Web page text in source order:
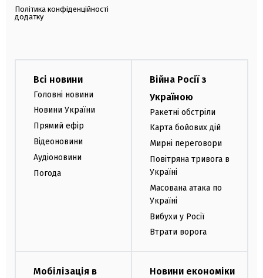
Політика конфіденційності
додатку
Всі новини
Головні новини
Новини України
Прямий ефір
Відеоновини
Аудіоновини
Погода
Війна Росії з
Україною
Ракетні обстріли
Карта бойових дій
Мирні переговори
Повітряна тривога в
Україні
Масована атака по
Україні
Вибухи у Росії
Втрати ворога
Мобілізація в
Новини економіки